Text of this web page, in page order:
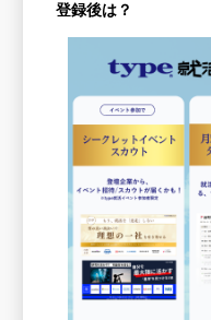
登録後は？